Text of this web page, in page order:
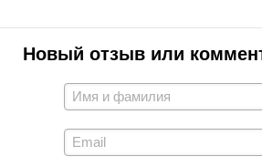
Новый отзыв или